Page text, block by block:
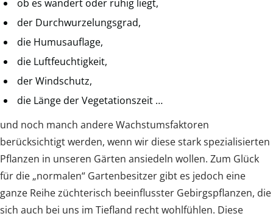
ob es wandert oder ruhig liegt,
der Durchwurzelungsgrad,
die Humusauflage,
die Luftfeuchtigkeit,
der Windschutz,
die Länge der Vegetationszeit …
und noch manch andere Wachstumsfaktoren
berücksichtigt werden, wenn wir diese stark spezialisierten
Pflanzen in unseren Gärten ansiedeln wollen. Zum Glück
für die „normalen“ Gartenbesitzer gibt es jedoch eine
ganze Reihe züchterisch beeinflusster Gebirgspflanzen, die
sich auch bei uns im Tiefland recht wohlfühlen. Diese